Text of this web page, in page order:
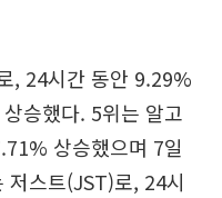
, 24시간 동안 9.29%
승했다. 5위는 알고
상승했으며 7일
스트(JST)로, 24시